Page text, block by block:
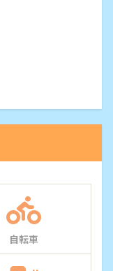
自転車